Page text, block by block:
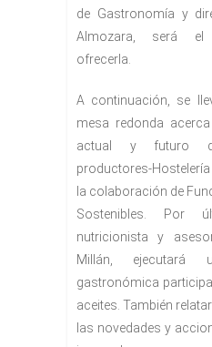
de Gastronomía y
Almozara, será el
ofrecerla.
A continuación, se
mesa redonda
actual y futuro
productores-
la colaboración de
Sostenibles. Por
nutricionista y
Millán, ejecutará
gastronómica
aceites. También
las novedades y